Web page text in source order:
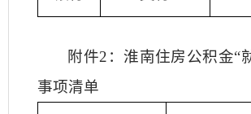
附件2：淮南住房公积金“
事项清单